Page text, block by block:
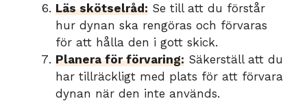
Läs skötselråd: Se till att du förstår
hur dynan ska rengöras och förvaras
för att hålla den i gott skick.
Planera för förvaring: Säkerställ att du
har tillräckligt med plats för att förvara
dynan när den inte används.